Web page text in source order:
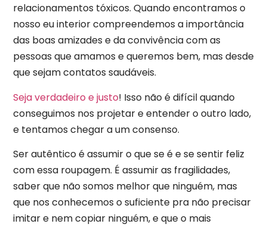
relacionamentos tóxicos. Quando encontramos o
nosso eu interior compreendemos a importância
das boas amizades e da convivência com as
pessoas que amamos e queremos bem, mas desde
que sejam contatos saudáveis.
Seja verdadeiro e justo! Isso não é difícil quando
conseguimos nos projetar e entender o outro lado,
e tentamos chegar a um consenso.
Ser autêntico é assumir o que se é e se sentir feliz
com essa roupagem. É assumir as fragilidades,
saber que não somos melhor que ninguém, mas
que nos conhecemos o suficiente pra não precisar
imitar e nem copiar ninguém, e que o mais